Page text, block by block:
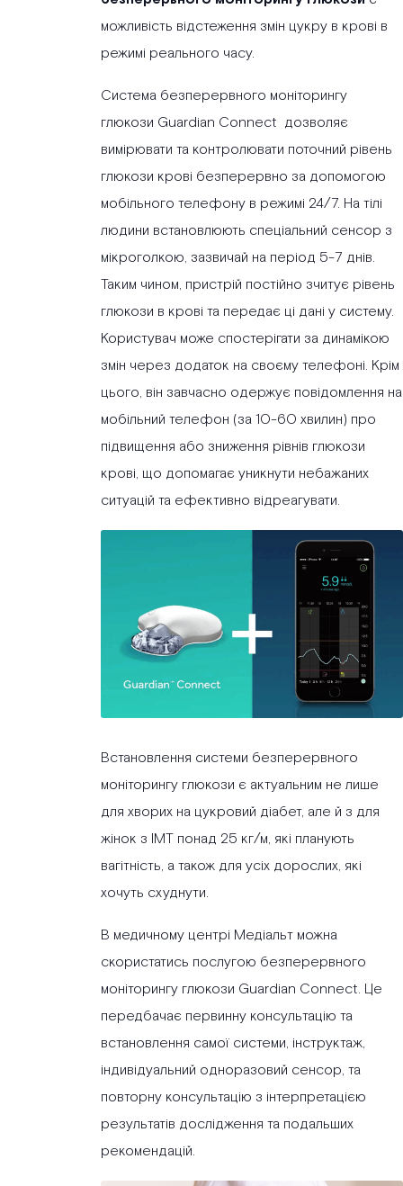
можливість відстеження змін цукру в крові в
режимі реального часу.
Система безперервного моніторингу
глюкози Guardian Connect дозволяє
вимірювати та контролювати поточний рівень
глюкози крові безперервно за допомогою
мобільного телефону в режимі 24/7. На тілі
людини встановлюють спеціальний сенсор з
мікроголкою, зазвичай на період 5-7 днів.
Таким чином, пристрій постійно зчитує рівень
глюкози в крові та передає ці дані у систему.
Користувач може спостерігати за динамікою
змін через додаток на своєму телефоні. Крім
цього, він завчасно одержує повідомлення на
мобільний телефон (за 10-60 хвилин) про
підвищення або зниження рівнів глюкози
крові, що допомагає уникнути небажаних
ситуацій та ефективно відреагувати.
Встановлення системи безперервного
моніторингу глюкози є актуальним не лише
для хворих на цукровий діабет, але й з для
жінок з ІМТ понад 25 кг/м, які планують
вагітність, а також для усіх дорослих, які
хочуть схуднути.
В медичному центрі Медіальт можна
скористатись послугою безперервного
моніторингу глюкози Guardian Connect. Це
передбачає первинну консультацію та
встановлення самої системи, інструктаж,
індивідуальний одноразовий сенсор, та
повторну консультацію з інтерпретацією
результатів дослідження та подальших
рекомендацій.